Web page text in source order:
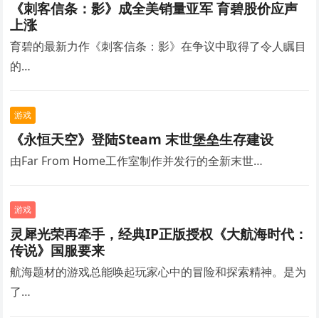
《刺客信条：影》成全美销量亚军 育碧股价应声
上涨
育碧的最新力作《刺客信条：影》在争议中取得了令人瞩目
的…
游戏
《永恒天空》登陆Steam 末世堡垒生存建设
由Far From Home工作室制作并发行的全新末世…
游戏
灵犀光荣再牵手，经典IP正版授权《大航海时代：
传说》国服要来
航海题材的游戏总能唤起玩家心中的冒险和探索精神。是为
了…